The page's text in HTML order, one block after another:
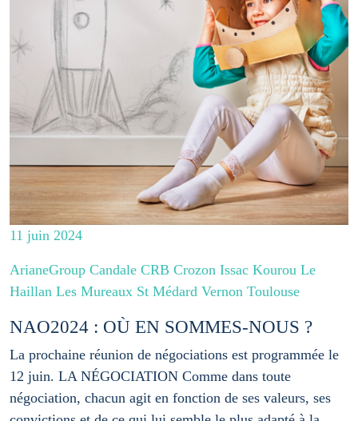
11 juin 2024
ArianeGroup Candale CRB Crozon Issac Kourou Le
Haillan Les Mureaux St Médard Vernon Toulouse
NAO2024 : OÙ EN SOMMES-NOUS ?
La prochaine réunion de négociations est programmée le
12 juin. LA NÉGOCIATION Comme dans toute
négociation, chacun agit en fonction de ses valeurs, ses